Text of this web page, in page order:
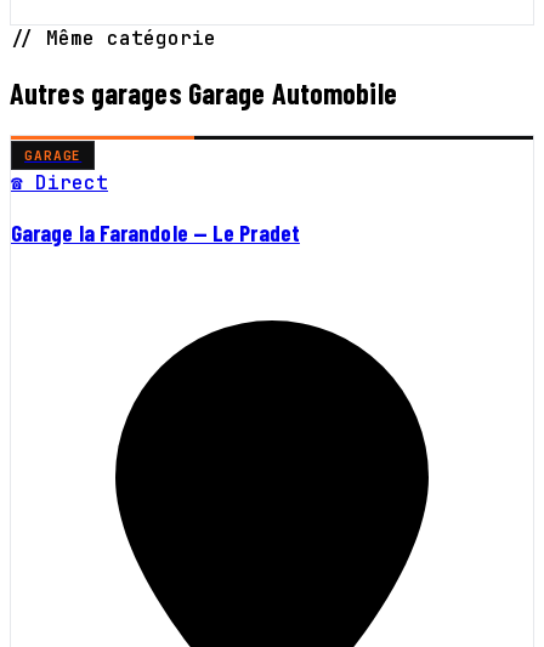
// Même catégorie
Autres garages Garage Automobile
GARAGE
☎ Direct
Garage la Farandole — Le Pradet